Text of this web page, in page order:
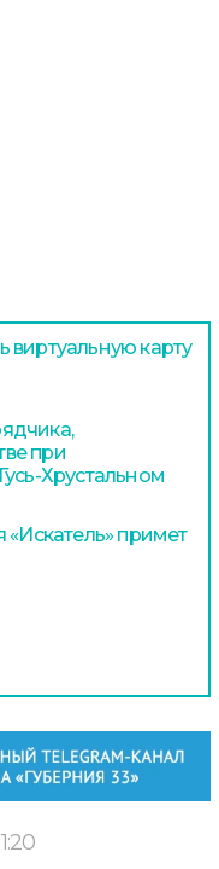
виртуальную карту
при
Хрустальном
«Искатель» примет